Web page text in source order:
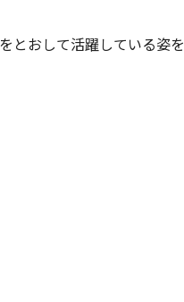
とおして活躍している姿